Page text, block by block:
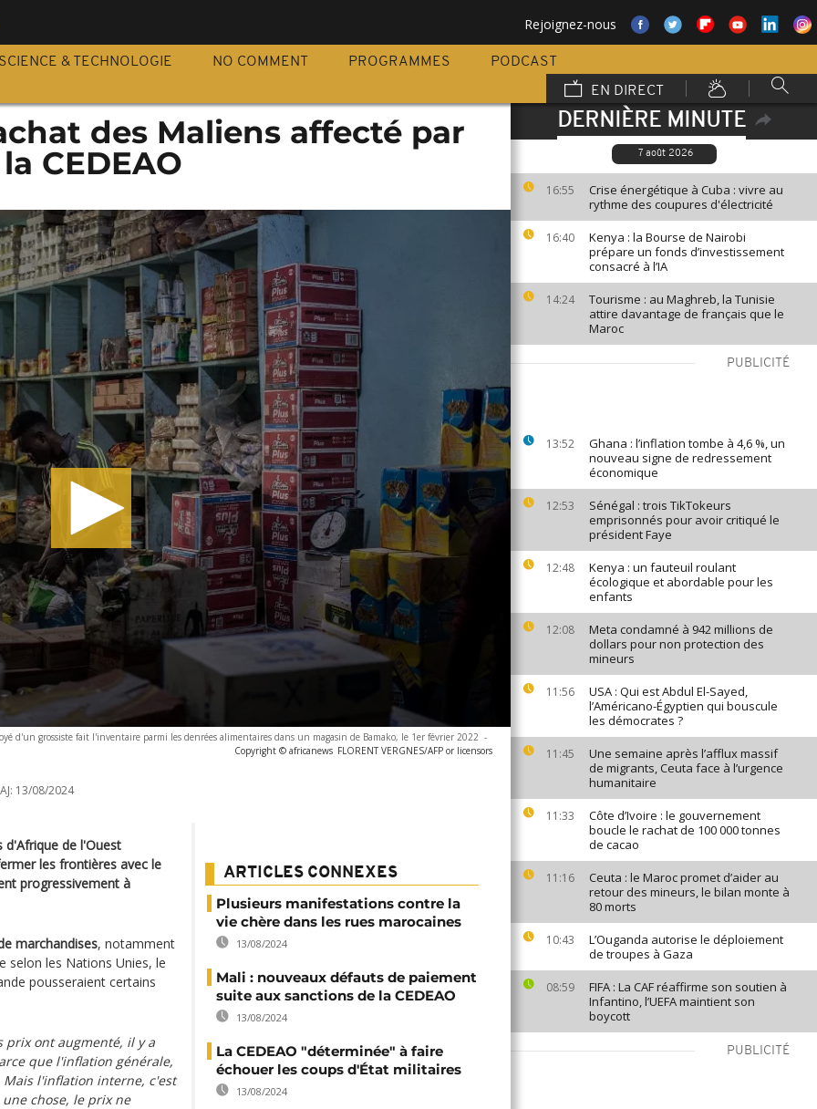
Rejoignez-nous
SCIENCE & TECHNOLOGIE NO COMMENT PROGRAMMES
PODCAST
EN DIRECT
DERNIÈRE MINUTE
7 août 2026
16:55
Crise énergétique à Cuba : vivre au
rythme des coupures d'électricité
16:40
Kenya : la Bourse de Nairobi
prépare un fonds d’investissement
consacré à l’IA
14:24
Tourisme : au Maghreb, la Tunisie
attire davantage de français que le
Maroc
PUBLICITÉ
13:52
Ghana : l’inflation tombe à 4,6 %, un
nouveau signe de redressement
économique
12:53
Sénégal : trois TikTokeurs
emprisonnés pour avoir critiqué le
président Faye
12:48
Kenya : un fauteuil roulant
écologique et abordable pour les
enfants
12:08
Meta condamné à 942 millions de
dollars pour non protection des
mineurs
11:56
USA : Qui est Abdul El-Sayed,
l’Américano-Égyptien qui bouscule
les démocrates ?
11:45
Une semaine après l’afflux massif
de migrants, Ceuta face à l’urgence
humanitaire
11:33
Côte d’Ivoire : le gouvernement
boucle le rachat de 100 000 tonnes
de cacao
11:16
Ceuta : le Maroc promet d’aider au
retour des mineurs, le bilan monte à
80 morts
10:43
L’Ouganda autorise le déploiement
de troupes à Gaza
08:59
FIFA : La CAF réaffirme son soutien à
Infantino, l’UEFA maintient son
boycott
PUBLICITÉ
des Maliens affecté par
CEDEAO
d'un grossiste fait l'inventaire parmi les denrées alimentaires dans un magasin de Bamako, le 1er février 2022 -
Copyright © africanews FLORENT VERGNES/AFP or licensors
13/08/2024
d'Afrique de l'Ouest
les frontières avec le
progressivement à
marchandises, notamment
selon les Nations Unies, le
pousseraient certains
prix ont augmenté, il y a
que l'inflation générale,
l'inflation interne, c'est
chose, le prix ne
ARTICLES CONNEXES
Plusieurs manifestations contre la
vie chère dans les rues marocaines
13/08/2024
Mali : nouveaux défauts de paiement
suite aux sanctions de la CEDEAO
13/08/2024
La CEDEAO "déterminée" à faire
échouer les coups d'État militaires
13/08/2024